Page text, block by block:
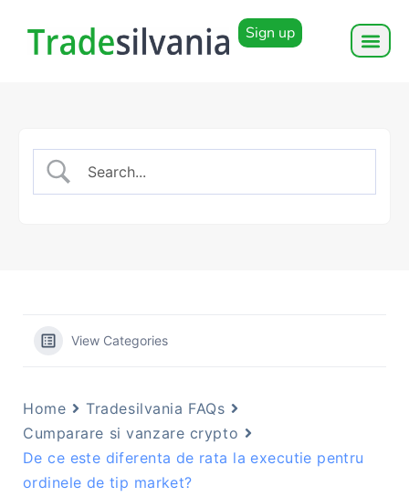
Sign up
View Categories
Home
Tradesilvania FAQs
Cumparare si vanzare crypto
De ce este diferenta de rata la executie pentru
ordinele de tip market?